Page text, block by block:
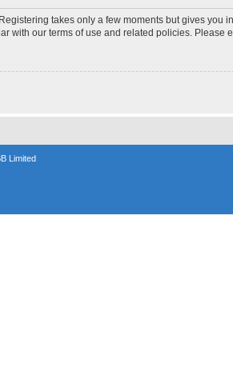
takes only a few moments but gives
with our terms of use and related policies. Please
Limited